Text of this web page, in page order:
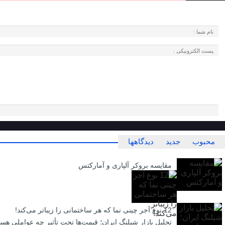
محبوب جدید دیدگاهها
مقایسه بروکر آلپاری و آمارکتس
12 نوع آجر چینی نما که هر ساختمانی را زیباتر می‌کند!
تحلیل بازار شیلنگ ایران؛ قیمت‌ها تحت تأثیر چه عواملی